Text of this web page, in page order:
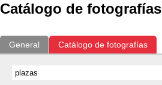
Catálogo de fotografías
General Catálogo de fotografías